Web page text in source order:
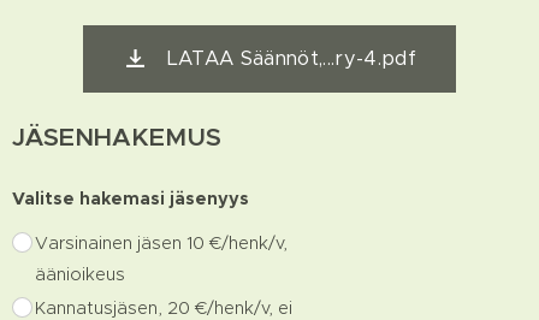
LATAA Säännöt,...ry-4.pdf
JÄSENHAKEMUS
Valitse hakemasi jäsenyys
Varsinainen jäsen 10 €/henk/v,
äänioikeus
Kannatusjäsen, 20 €/henk/v, ei